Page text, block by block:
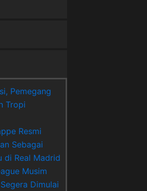
Pemegang
Tropi
Resmi
Sebagai
di Real Madrid
Musim
Dimulai